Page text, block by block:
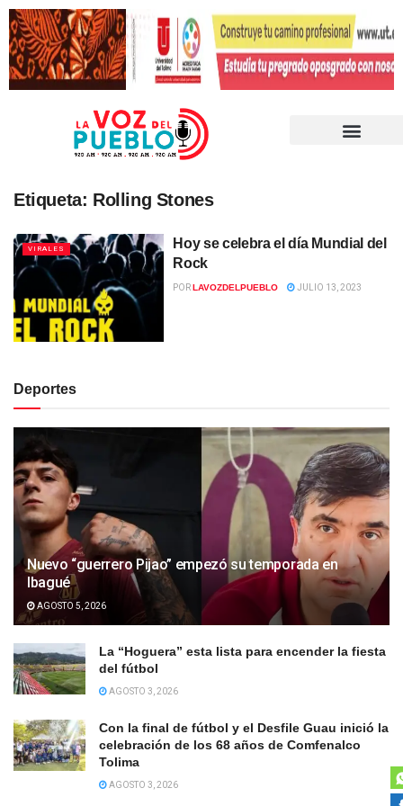
Etiqueta: Rolling Stones
VIRALES
Hoy se celebra el día Mundial del
Rock
PORLAVOZDELPUEBLO JULIO 13, 2023
Deportes
Nuevo “guerrero Pijao” empezó su temporada en
Ibagué
AGOSTO 5, 2026
La “Hoguera” esta lista para encender la fiesta
del fútbol
AGOSTO 3, 2026
Con la final de fútbol y el Desfile Guau inició la
celebración de los 68 años de Comfenalco
Tolima
AGOSTO 3, 2026